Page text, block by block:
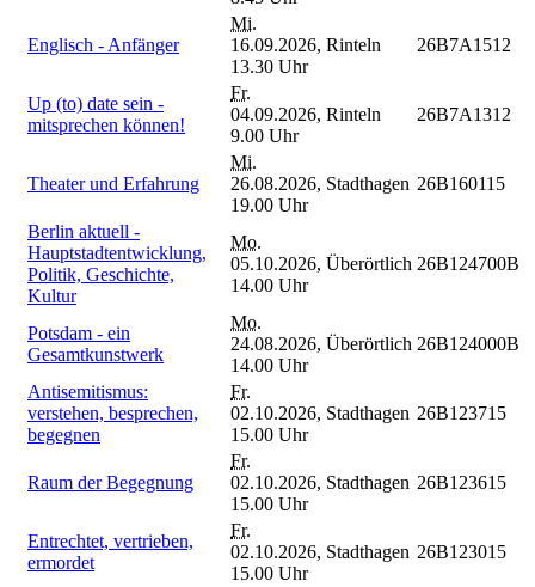
Englisch - Anfänger
Mi.
16.09.2026,
13.30 Uhr
Rinteln 26B7A1512
Up (to) date sein -
mitsprechen können!
Fr.
04.09.2026,
9.00 Uhr
Rinteln 26B7A1312
Theater und Erfahrung
Mi.
26.08.2026,
19.00 Uhr
Stadthagen 26B160115
Berlin aktuell -
Hauptstadtentwicklung,
Politik, Geschichte,
Kultur
Mo.
05.10.2026,
14.00 Uhr
Überörtlich 26B124700B
Potsdam - ein
Gesamtkunstwerk
Mo.
24.08.2026,
14.00 Uhr
Überörtlich 26B124000B
Antisemitismus:
verstehen, besprechen,
begegnen
Fr.
02.10.2026,
15.00 Uhr
Stadthagen 26B123715
Raum der Begegnung
Fr.
02.10.2026,
15.00 Uhr
Stadthagen 26B123615
Entrechtet, vertrieben,
ermordet
Fr.
02.10.2026,
15.00 Uhr
Stadthagen 26B123015